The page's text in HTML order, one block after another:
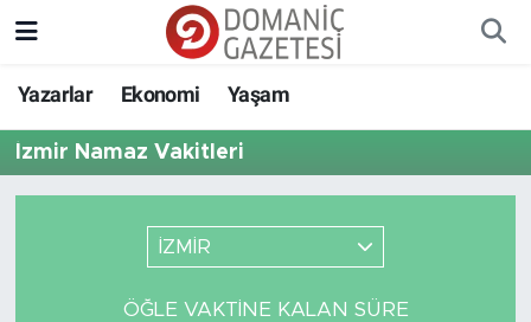
Yazarlar Ekonomi Yaşam
İzmir Namaz Vakitleri
İZMİR
ÖĞLE VAKTINE KALAN SÜRE